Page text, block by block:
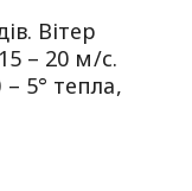
Вітер
– 20 м/с.
5° тепла,